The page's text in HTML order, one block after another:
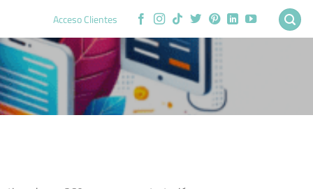
Acceso Clientes